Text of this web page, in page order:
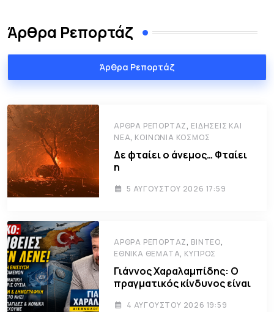
Άρθρα Ρεπορτάζ
Άρθρα Ρεπορτάζ
ΆΡΘΡΑ ΡΕΠΟΡΤΆΖ, ΕΙΔΉΣΕΙΣ ΚΑΙ
ΝΈΑ, ΚΟΙΝΩΝΊΑ ΚΌΣΜΟΣ
Δε φταίει ο άνεμος… Φταίει
η
5 ΑΥΓΟΎΣΤΟΥ 2026 17:59
ΆΡΘΡΑ ΡΕΠΟΡΤΆΖ, ΒΊΝΤΕΟ,
ΕΘΝΙΚΆ ΘΈΜΑΤΑ, ΚΎΠΡΟΣ
Γιάννος Χαραλαμπίδης: Ο
πραγματικός κίνδυνος είναι
4 ΑΥΓΟΎΣΤΟΥ 2026 19:59